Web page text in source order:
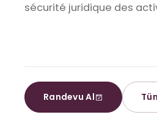
sécurité juridique des
Randevu Al